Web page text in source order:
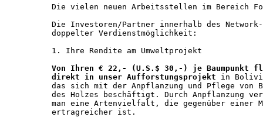
Die vielen neuen Arbeitsstellen im Bereich
Die Investoren/Partner innerhalb des
doppelter Verdienstmöglichkeit:
1. Ihre Rendite am Umweltprojekt
Von Ihren € 22,- (U.S.$ 30,-) je Baumpunkt
direkt in unser Aufforstungsprojekt in
das sich mit der Anpflanzung und Pflege von
des Holzes beschäftigt. Durch Anpflanzung
man eine Artenvielfalt, die gegenüber einer
ertragreicher ist.